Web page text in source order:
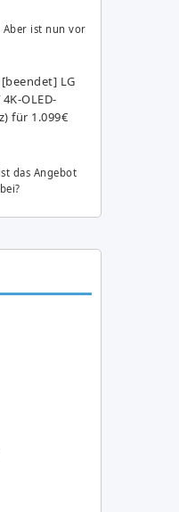
Aber ist nun vor
[beendet] LG
OLED-
für 1.099€
das Angebot